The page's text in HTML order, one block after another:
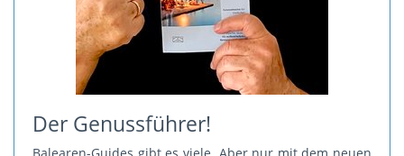
Der Genussführer!